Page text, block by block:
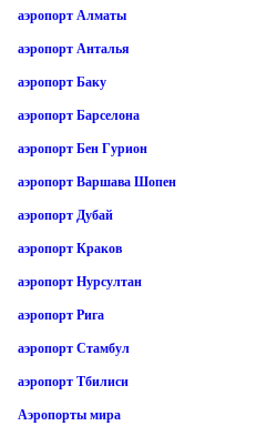
аэропорт Алматы
аэропорт Анталья
аэропорт Баку
аэропорт Барселона
аэропорт Бен Гурион
аэропорт Варшава Шопен
аэропорт Дубай
аэропорт Краков
аэропорт Нурсултан
аэропорт Рига
аэропорт Стамбул
аэропорт Тбилиси
Аэропорты мира